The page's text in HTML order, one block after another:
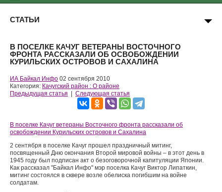
СТАТЬИ
В ПОСЕЛКЕ КАЧУГ ВЕТЕРАНЫ ВОСТОЧНОГО
ФРОНТА РАССКАЗАЛИ ОБ ОСВОБОЖДЕНИИ
КУРИЛЬСКИХ ОСТРОВОВ И САХАЛИНА
ИА Байкал Инфо 02 сентября 2010
Категория: Качугский район : О районе
Предыдущая статья
Следующая статья
В поселке Качуг ветераны Восточного фронта рассказали об
освобождении Курильских островов и Сахалина
2 сентября в поселке Качуг прошел праздничный митинг,
посвященный Дню окончания Второй мировой войны – в этот день в
1945 году был подписан акт о безоговорочной капитуляции Японии.
Как рассказал "Байкал Инфо" мэр поселка Качуг Виктор Липаткин,
митинг состоялся в сквере возле обелиска погибшим на войне
солдатам.